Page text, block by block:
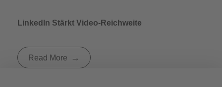
LinkedIn Stärkt Video-Reichweite
Read More